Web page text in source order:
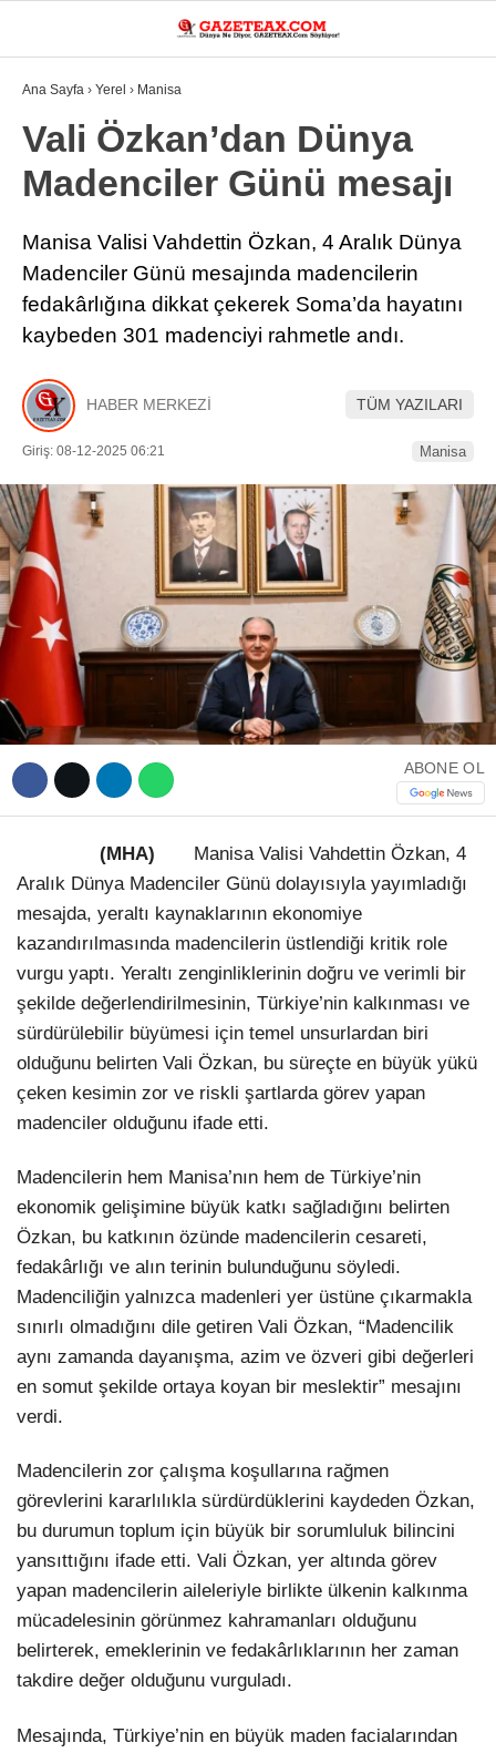
WhatsApp İhbar Hattı
Facebook
Instagram
Telegram
30.1
MANISA
DÜNYA
GÜNDEM
SIYASET
SPOR
YEREL
EĞITIM
Ana Sayfa › Yerel › Manisa
Vali Özkan’dan Dünya
Madenciler Günü mesajı
Manisa Valisi Vahdettin Özkan, 4 Aralık Dünya
Madenciler Günü mesajında madencilerin
fedakârlığına dikkat çekerek Soma’da hayatını
kaybeden 301 madenciyi rahmetle andı.
HABER MERKEZİ TÜM YAZILARI
Giriş: 08-12-2025 06:21 Manisa
ABONE OL
(MHA)
Manisa Valisi Vahdettin Özkan, 4
Aralık Dünya Madenciler Günü dolayısıyla yayımladığı
mesajda, yeraltı kaynaklarının ekonomiye
kazandırılmasında madencilerin üstlendiği kritik role
vurgu yaptı. Yeraltı zenginliklerinin doğru ve verimli bir
şekilde değerlendirilmesinin, Türkiye’nin kalkınması ve
sürdürülebilir büyümesi için temel unsurlardan biri
olduğunu belirten Vali Özkan, bu süreçte en büyük yükü
çeken kesimin zor ve riskli şartlarda görev yapan
madenciler olduğunu ifade etti.
Madencilerin hem Manisa’nın hem de Türkiye’nin
ekonomik gelişimine büyük katkı sağladığını belirten
Özkan, bu katkının özünde madencilerin cesareti,
fedakârlığı ve alın terinin bulunduğunu söyledi.
Madenciliğin yalnızca madenleri yer üstüne çıkarmakla
sınırlı olmadığını dile getiren Vali Özkan, “Madencilik
aynı zamanda dayanışma, azim ve özveri gibi değerleri
en somut şekilde ortaya koyan bir meslektir” mesajını
verdi.
Madencilerin zor çalışma koşullarına rağmen
görevlerini kararlılıkla sürdürdüklerini kaydeden Özkan,
bu durumun toplum için büyük bir sorumluluk bilincini
yansıttığını ifade etti. Vali Özkan, yer altında görev
yapan madencilerin aileleriyle birlikte ülkenin kalkınma
mücadelesinin görünmez kahramanları olduğunu
belirterek, emeklerinin ve fedakârlıklarının her zaman
takdire değer olduğunu vurguladı.
Mesajında, Türkiye’nin en büyük maden facialarından